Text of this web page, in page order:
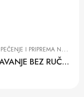
PEČENJE I PRIPREMA NA PARI
GOURMET LADICA ZA PODGRIJAVANJE BEZ RUČKE ESW 7010 PEBE